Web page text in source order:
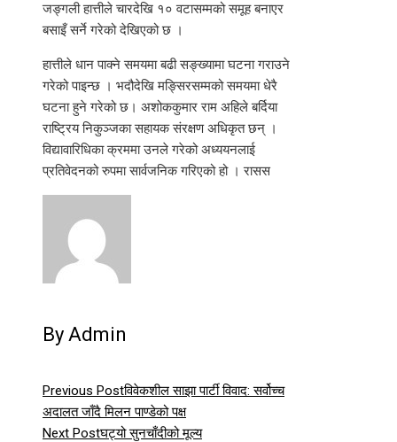
जङ्गली हात्तीले चारदेखि १० वटासम्मको समूह बनाएर
बसाइँ सर्ने गरेको देखिएको छ ।
हात्तीले धान पाक्ने समयमा बढी सङ्ख्यामा घटना गराउने
गरेको पाइन्छ । भदौदेखि मङ्सिरसम्मको समयमा धेरै
घटना हुने गरेको छ। अशोककुमार राम अहिले बर्दिया
राष्ट्रिय निकुञ्जका सहायक संरक्षण अधिकृत छन् ।
विद्यावारिधिका क्रममा उनले गरेको अध्ययनलाई
प्रतिवेदनको रुपमा सार्वजनिक गरिएको हो । रासस
By Admin
Previous Postविवेकशील साझा पार्टी विवाद: सर्वोच्च
अदालत जाँदै मिलन पाण्डेको पक्ष
Next Postघट्यो सुनचाँदीको मूल्य